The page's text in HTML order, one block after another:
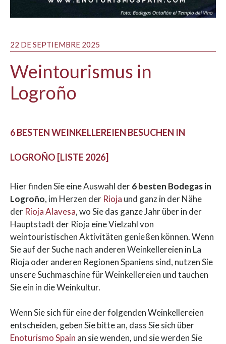
22 DE SEPTIEMBRE 2025
Weintourismus in
Logroño
6 BESTEN WEINKELLEREIEN BESUCHEN IN
LOGROÑO [LISTE 2026]
Hier finden Sie eine Auswahl der6 besten Bodegas in
Logroño, im Herzen der Rioja und ganz in der Nähe
der Rioja Alavesa, wo Sie das ganze Jahr über in der
Hauptstadt der Rioja eine Vielzahl von
weintouristischen Aktivitäten genießen können. Wenn
Sie auf der Suche nach anderen Weinkellereien in La
Rioja oder anderen Regionen Spaniens sind, nutzen Sie
unsere Suchmaschine für Weinkellereien und tauchen
Sie ein in die Weinkultur.
Wenn Sie sich für eine der folgenden Weinkellereien
entscheiden, geben Sie bitte an, dass Sie sich über
Enoturismo Spain an sie wenden, und sie werden Sie